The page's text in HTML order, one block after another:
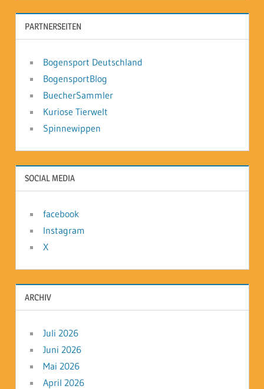
PARTNERSEITEN
Bogensport Deutschland
BogensportBlog
BuecherSammler
Kuriose Tierwelt
Spinnewippen
SOCIAL MEDIA
facebook
Instagram
X
ARCHIV
Juli 2026
Juni 2026
Mai 2026
April 2026